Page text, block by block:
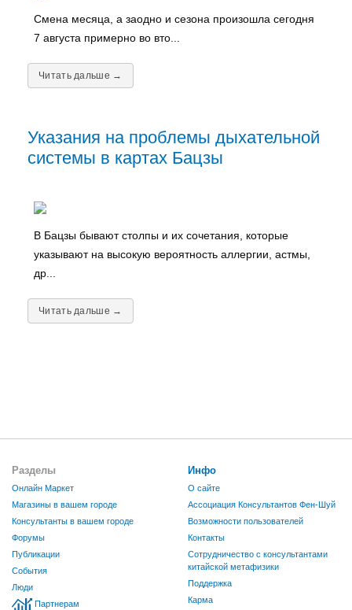
Смена месяца, а заодно и сезона произошла сегодня
7 августа примерно во вто...
Читать дальше →
Указания на проблемы дыхательной
системы в картах Бацзы
В Бацзы бывают столпы и их сочетания, которые
указывают на высокую вероятность аллергии, астмы,
др...
Читать дальше →
Разделы
Онлайн Маркет
Магазины в вашем городе
Консультанты в вашем городе
Форумы
Публикации
События
Люди
Партнерам
Инфо
О сайте
Ассоциация Консультантов Фен-Шуй
Возможности пользователей
Контакты
Сотрудничество с консультантами
китайской метафизики
Поддержка
Карма